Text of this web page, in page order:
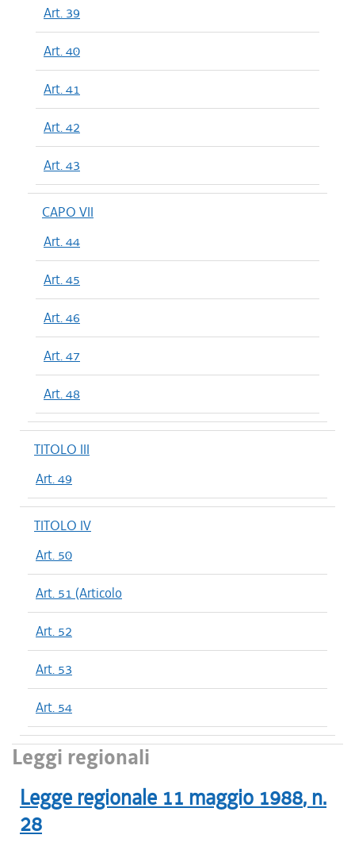
Art. 39
Art. 40
Art. 41
Art. 42
Art. 43
CAPO VII
Art. 44
Art. 45
Art. 46
Art. 47
Art. 48
TITOLO III
Art. 49
TITOLO IV
Art. 50
Art. 51 (Articolo
Art. 52
Art. 53
Art. 54
Leggi regionali
Legge regionale 11 maggio 1988, n.
28